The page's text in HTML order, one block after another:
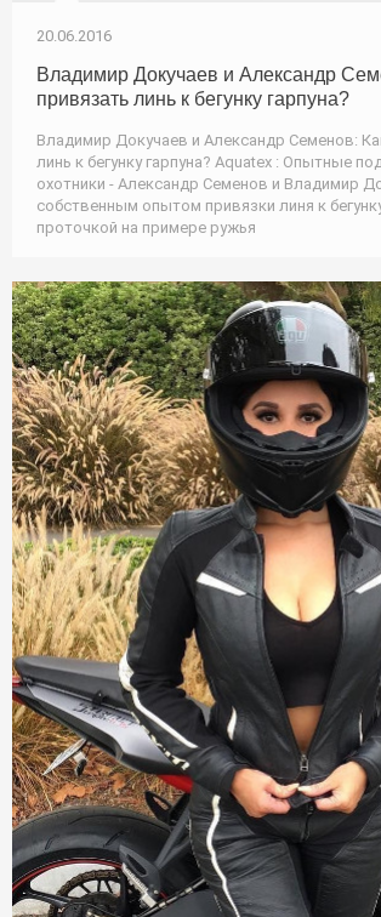
20.06.2016
Владимир Докучаев и Александр
привязать линь к бегунку гарпуна?
Владимир Докучаев и Александр Семенов:
линь к бегунку гарпуна? Aquatex : Опытные
охотники - Александр Семенов и Владимир
собственным опытом привязки линя к
проточкой на примере ружья